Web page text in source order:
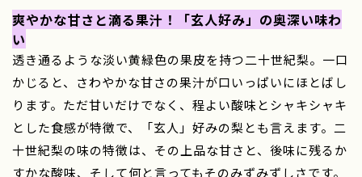
爽やかな甘さと滴る果汁！「玄人好み」の奥深い味わ
い
透き通るような淡い黄緑色の果皮を持つ二十世紀梨。一口
かじると、さわやかな甘さの果汁が口いっぱいにほとばし
ります。ただ甘いだけでなく、程よい酸味とシャキシャキ
とした食感が特徴で、「玄人」好みの梨とも言えます。二
十世紀梨の味の特徴は、その上品な甘さと、後味に残るか
すかな酸味、そして何と言ってもそのみずみずしさです。